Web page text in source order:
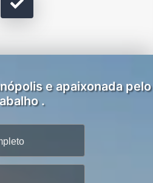
e apaixonada pelo
.